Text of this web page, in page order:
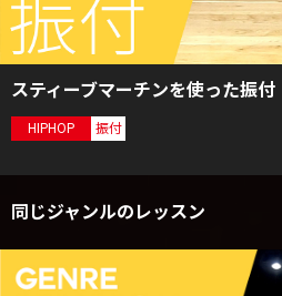
スティーブマーチンを使った振付
HIPHOP 振付
同じジャンルのレッスン